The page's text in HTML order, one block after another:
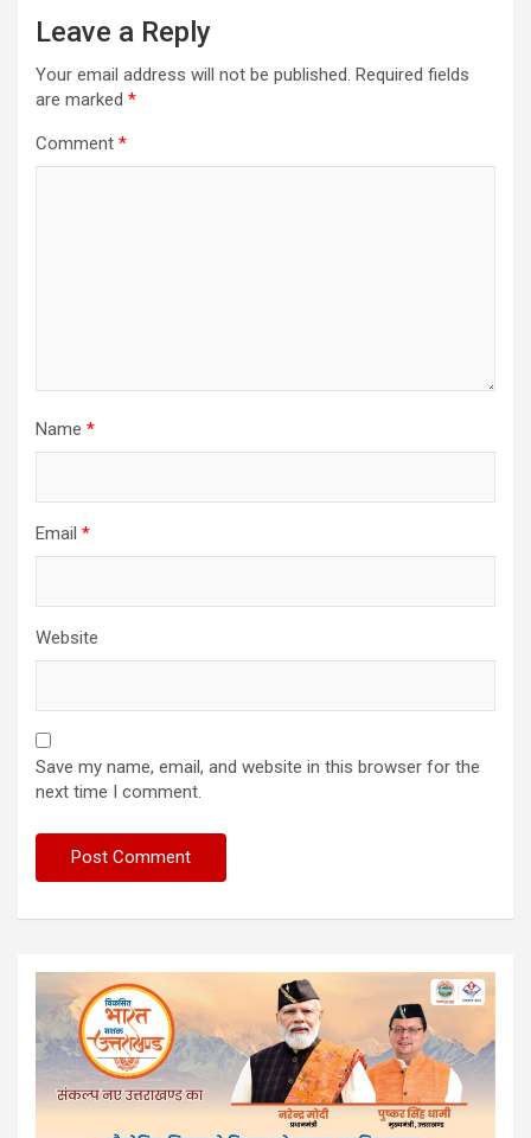
Leave a Reply
Your email address will not be published. Required fields
are marked *
Comment *
Name *
Email *
Website
Save my name, email, and website in this browser for the
next time I comment.